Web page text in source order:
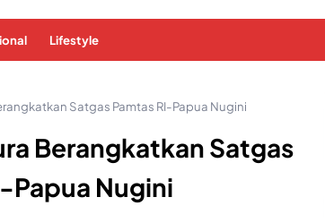
Lifestyle
Satgas Pamtas RI-Papua Nugini
Berangkatkan Satgas
Papua Nugini